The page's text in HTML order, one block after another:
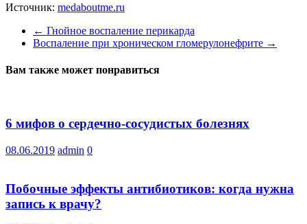
Источник: medaboutme.ru
← Гнойное воспаление перикарда
Воспаление при хроническом гломерулонефрите →
Вам также может понравиться
6 мифов о сердечно-сосудистых болезнях
08.06.2019 admin 0
Побочные эффекты антибиотиков: когда нужна
запись к врачу?